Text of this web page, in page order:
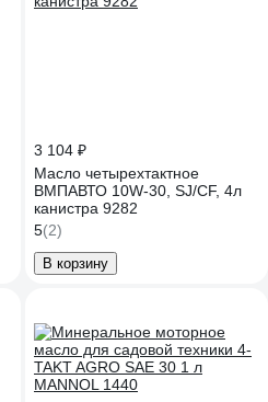
3 104 ₽
Масло четырехтактное
ВМПАВТО 10W-30, SJ/CF, 4л
канистра 9282
5(2)
В корзину